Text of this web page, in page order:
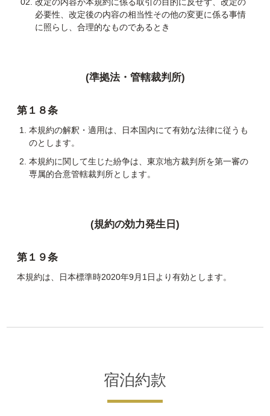
改定の内容が本規約に係る取引の目的に反せず、改定の
必要性、改定後の内容の相当性その他の変更に係る事情
に照らし、合理的なものであるとき
(準拠法・管轄裁判所)
第１８条
本規約の解釈・適用は、日本国内にて有効な法律に従うも
のとします。
本規約に関して生じた紛争は、東京地方裁判所を第一審の
専属的合意管轄裁判所とします。
(規約の効力発生日)
第１９条
本規約は、日本標準時2020年9月1日より有効とします。
宿泊約款